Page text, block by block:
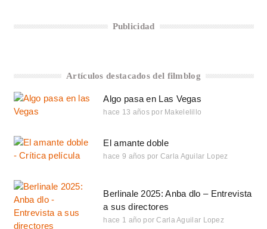
Publicidad
Artículos destacados del filmblog
Algo pasa en Las Vegas
hace 13 años por Makelelillo
El amante doble
hace 9 años por Carla Aguilar Lopez
Berlinale 2025: Anba dlo – Entrevista
a sus directores
hace 1 año por Carla Aguilar Lopez